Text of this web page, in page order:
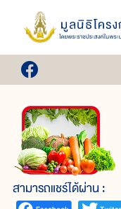
สามารถแชร์ได้ผ่าน :